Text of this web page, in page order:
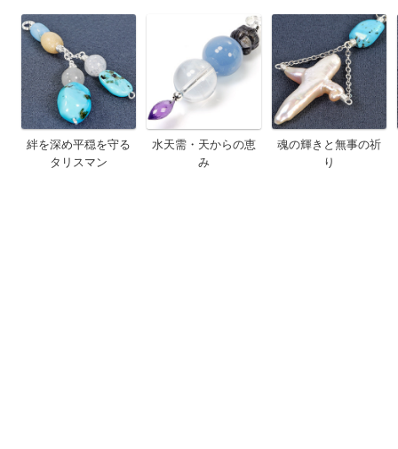
絆を深め平穏を守る
タリスマン
水天需・天からの恵
み
魂の輝きと無事の祈
り